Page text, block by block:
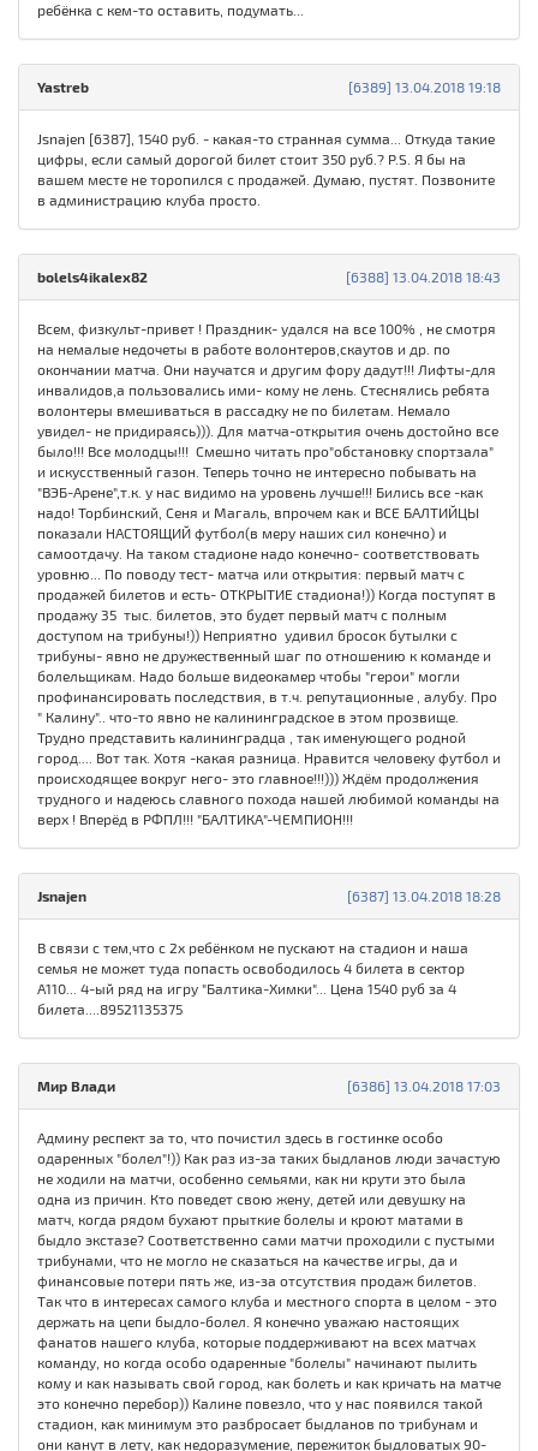
ребёнка с кем-то оставить, подумать...
[6389] 13.04.2018 19:18
Yastreb
Jsnajen [6387], 1540 руб. - какая-то странная сумма... Откуда такие
цифры, если самый дорогой билет стоит 350 руб.? P.S. Я бы на
вашем месте не торопился с продажей. Думаю, пустят. Позвоните
в администрацию клуба просто.
[6388] 13.04.2018 18:43
bolels4ikalex82
Всем, физкульт-привет ! Праздник- удался на все 100% , не смотря
на немалые недочеты в работе волонтеров,скаутов и др. по
окончании матча. Они научатся и другим фору дадут!!! Лифты-для
инвалидов,а пользовались ими- кому не лень. Стеснялись ребята
волонтеры вмешиваться в рассадку не по билетам. Немало
увидел- не придираясь))). Для матча-открытия очень достойно все
было!!! Все молодцы!!! Смешно читать про"обстановку спортзала"
и искусственный газон. Теперь точно не интересно побывать на
"ВЭБ-Арене",т.к. у нас видимо на уровень лучше!!! Бились все -как
надо! Торбинский, Сеня и Магаль, впрочем как и ВСЕ БАЛТИЙЦЫ
показали НАСТОЯЩИЙ футбол(в меру наших сил конечно) и
самоотдачу. На таком стадионе надо конечно- соответствовать
уровню... По поводу тест- матча или открытия: первый матч с
продажей билетов и есть- ОТКРЫТИЕ стадиона!)) Когда поступят в
продажу 35 тыс. билетов, это будет первый матч с полным
доступом на трибуны!)) Неприятно удивил бросок бутылки с
трибуны- явно не дружественный шаг по отношению к команде и
болельщикам. Надо больше видеокамер чтобы "герои" могли
профинансировать последствия, в т.ч. репутационные , алубу. Про
" Калину".. что-то явно не калининградское в этом прозвище.
Трудно представить калининградца , так именующего родной
город.... Вот так. Хотя -какая разница. Нравится человеку футбол и
происходящее вокруг него- это главное!!!))) Ждём продолжения
трудного и надеюсь славного похода нашей любимой команды на
верх ! Вперёд в РФПЛ!!! "БАЛТИКА"-ЧЕМПИОН!!!
[6387] 13.04.2018 18:28
Jsnajen
В связи с тем,что с 2х ребёнком не пускают на стадион и наша
семья не может туда попасть освободилось 4 билета в сектор
А110... 4-ый ряд на игру "Балтика-Химки"... Цена 1540 руб за 4
билета....89521135375
[6386] 13.04.2018 17:03
Мир Влади
Админу респект за то, что почистил здесь в гостинке особо
одаренных "болел"!)) Как раз из-за таких быдланов люди зачастую
не ходили на матчи, особенно семьями, как ни крути это была
одна из причин. Кто поведет свою жену, детей или девушку на
матч, когда рядом бухают прыткие болелы и кроют матами в
быдло экстазе? Соответственно сами матчи проходили с пустыми
трибунами, что не могло не сказаться на качестве игры, да и
финансовые потери пять же, из-за отсутствия продаж билетов.
Так что в интересах самого клуба и местного спорта в целом - это
держать на цепи быдло-болел. Я конечно уважаю настоящих
фанатов нашего клуба, которые поддерживают на всех матчах
команду, но когда особо одаренные "болелы" начинают пылить
кому и как называть свой город, как болеть и как кричать на матче
это конечно перебор)) Калине повезло, что у нас появился такой
стадион, как минимум это разбросает быдланов по трибунам и
они канут в лету, как недоразумение, пережиток быдловатых 90-